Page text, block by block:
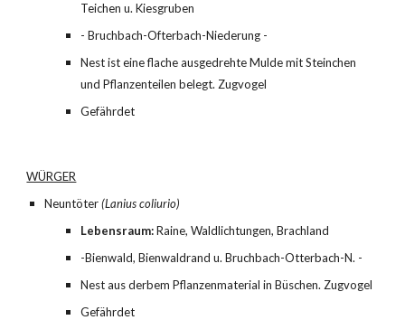
Teichen u. Kiesgruben
- Bruchbach-Ofterbach-Niederung -
Nest ist eine flache ausgedrehte Mulde mit Steinchen
und Pflanzenteilen belegt. Zugvogel
Gefährdet
WÜRGER
Neuntöter (Lanius coliurio)
Lebensraum: Raine, Waldlichtungen, Brachland
-Bienwald, Bienwaldrand u. Bruchbach-Otterbach-N. -
Nest aus derbem Pflanzenmaterial in Büschen. Zugvogel
Gefährdet